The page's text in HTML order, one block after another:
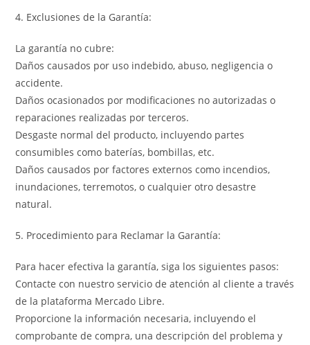
4. Exclusiones de la Garantía:
La garantía no cubre:
Daños causados por uso indebido, abuso, negligencia o
accidente.
Daños ocasionados por modificaciones no autorizadas o
reparaciones realizadas por terceros.
Desgaste normal del producto, incluyendo partes
consumibles como baterías, bombillas, etc.
Daños causados por factores externos como incendios,
inundaciones, terremotos, o cualquier otro desastre
natural.
5. Procedimiento para Reclamar la Garantía:
Para hacer efectiva la garantía, siga los siguientes pasos:
Contacte con nuestro servicio de atención al cliente a través
de la plataforma Mercado Libre.
Proporcione la información necesaria, incluyendo el
comprobante de compra, una descripción del problema y